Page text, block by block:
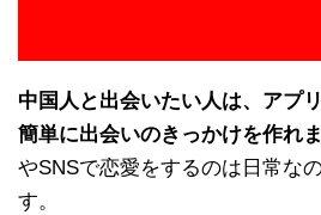
中国人と出会いたい人は、アプ
簡単に出会いのきっかけを作れ
やSNSで恋愛をするのは日常な
す。